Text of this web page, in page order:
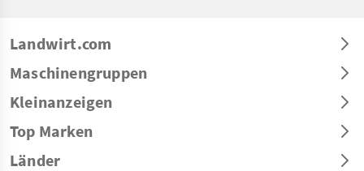
Landwirt.com
Maschinengruppen
Kleinanzeigen
Top Marken
Länder